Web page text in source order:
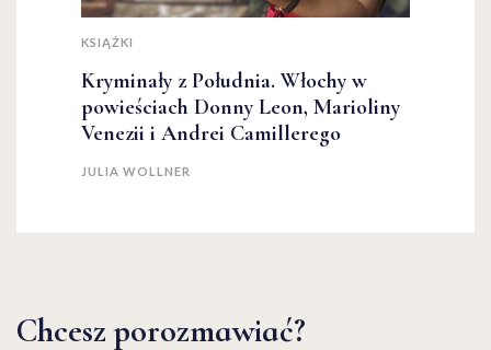
KSIĄŻKI
Kryminały z Południa. Włochy w
powieściach Donny Leon, Marioliny
Venezii i Andrei Camillerego
JULIA WOLLNER
Chcesz porozmawiać?